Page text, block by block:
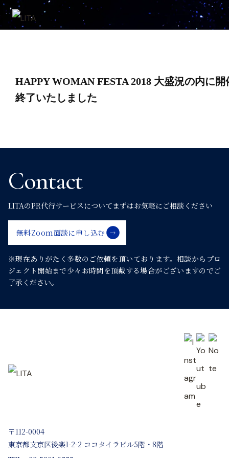
投
稿
ゲ
ー
シ
ョ
ン
HAPPY WOMAN FESTA 2018 大盛況の内に開
終了いたしました
Contact
LITAのPR代行サービスについてまずはお気軽にご相談ください
無料Zoom面談に申し込む
※現在ありがたく多数のご依頼を頂いております。相談からプロ
ジェクト開始まで少々お時間を頂戴する場合がございますのでご
了承ください。
〒112-0004
東京都文京区後楽1-2-2 ココタイラビル5階・8階